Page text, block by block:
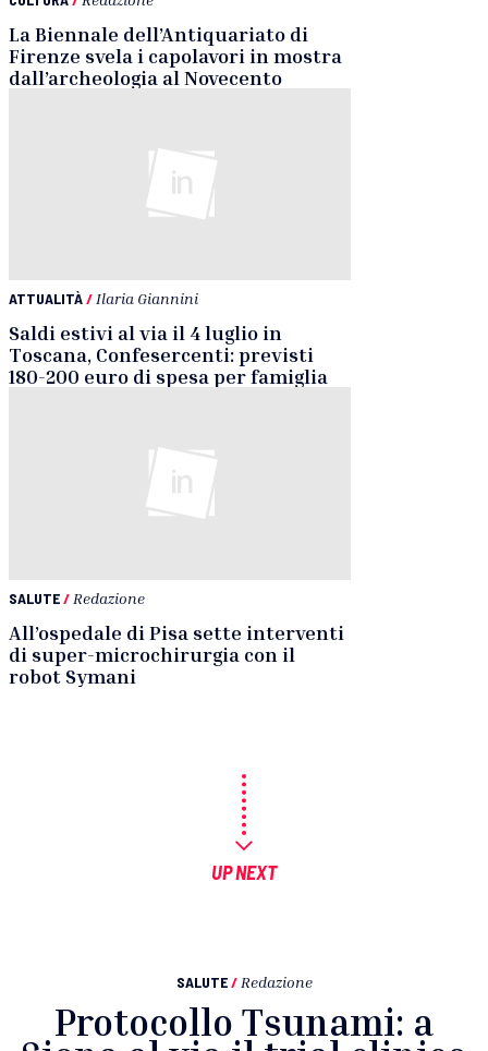
La Biennale dell’Antiquariato di
Firenze svela i capolavori in mostra
dall’archeologia al Novecento
ATTUALITÀ/ Ilaria Giannini
Saldi estivi al via il 4 luglio in
Toscana, Confesercenti: previsti
180-200 euro di spesa per famiglia
SALUTE/ Redazione
All’ospedale di Pisa sette interventi
di super-microchirurgia con il
robot Symani
UP NEXT
SALUTE / Redazione
Protocollo Tsunami: a